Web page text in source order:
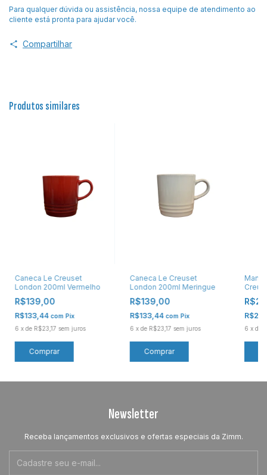
Para qualquer dúvida ou assistência, nossa equipe de atendimento ao
cliente está pronta para ajudar você.
Compartilhar
Produtos similares
Caneca Le Creuset
London 200ml Vermelho
R$139,00
R$133,44 com Pix
6 xde R$23,17 sem juros
Caneca Le Creuset
London 200ml Meringue
R$139,00
R$133,44 com Pix
6 xde R$23,17 sem juros 6 x de
Newsletter
Receba lançamentos exclusivos e ofertas especiais da Zimm.